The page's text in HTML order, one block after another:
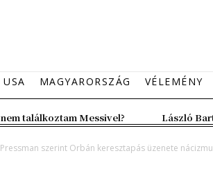
USA MAGYARORSZÁG VÉLEMÉNY
találkoztam Messivel? László
szerint Orbán keresztapás üzenete